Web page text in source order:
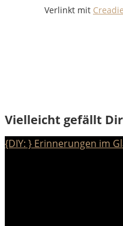
Verlinkt mit
Vielleicht gefällt
{DIY: } Erinnerungen im